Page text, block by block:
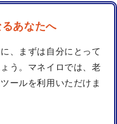
あなたへ
、まずは自分にとって
う。マネイロでは、老
ールを利用いただけま